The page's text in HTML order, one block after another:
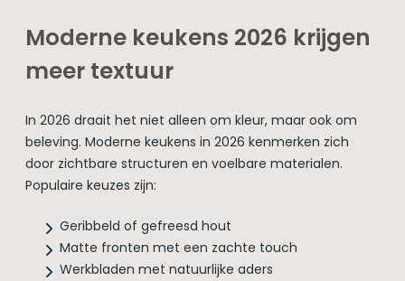
Moderne keukens 2026 krijgen
meer textuur
In 2026 draait het niet alleen om kleur, maar ook om
beleving. Moderne keukens in 2026 kenmerken zich
door zichtbare structuren en voelbare materialen.
Populaire keuzes zijn:
Geribbeld of gefreesd hout
Matte fronten met een zachte touch
Werkbladen met natuurlijke aders